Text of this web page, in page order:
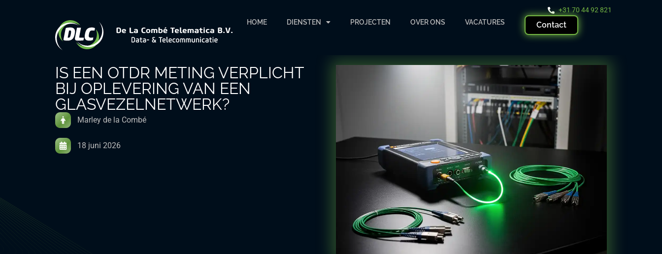
+31 70 44 92 821
HOME
DIENSTEN PROJECTEN OVER ONS VACATURES Contact
IS EEN OTDR METING VERPLICHT
BIJ OPLEVERING VAN EEN
GLASVEZELNETWERK?
Marley de la Combé
18 juni 2026